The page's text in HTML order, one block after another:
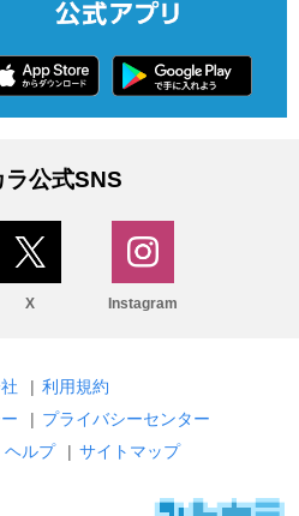
ラ公式SNS
X Instagram
| 利用規約
| プライバシーセンター
ヘルプ | サイトマップ